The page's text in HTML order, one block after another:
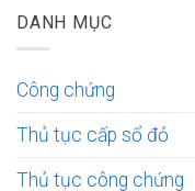
DANH MỤC
Công chứng
Thủ tục cấp sổ đỏ
Thủ tục công chứng